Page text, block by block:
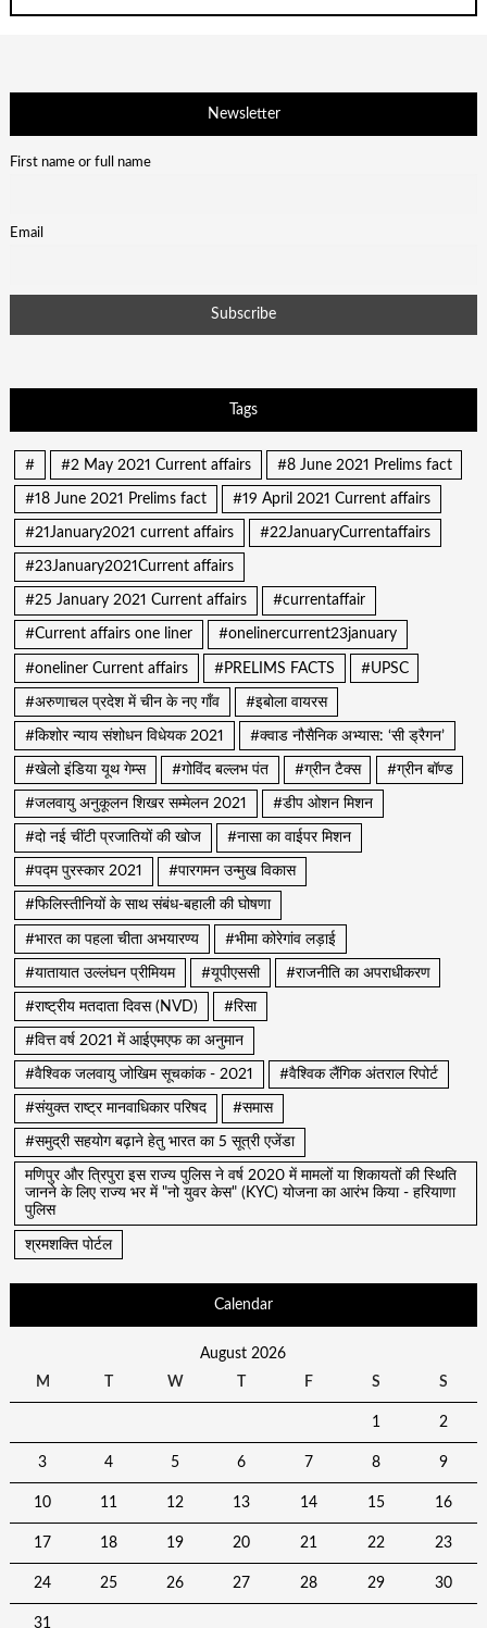
Newsletter
First name or full name
Email
Tags
# #2 May 2021 Current affairs #8 June 2021 Prelims fact
#18 June 2021 Prelims fact #19 April 2021 Current affairs
#21January2021 current affairs #22JanuaryCurrentaffairs
#23January2021Current affairs
#25 January 2021 Current affairs #currentaffair
#Current affairs one liner #onelinercurrent23january
#oneliner Current affairs #PRELIMS FACTS #UPSC
#अरुणाचल प्रदेश में चीन के नए गाँव #इबोला वायरस
#किशोर न्याय संशोधन विधेयक 2021 #क्वाड नौसैनिक अभ्यास: ‘सी ड्रैगन’
#खेलो इंडिया यूथ गेम्स #गोविंद बल्लभ पंत #ग्रीन टैक्स #ग्रीन बॉण्ड
#जलवायु अनुकूलन शिखर सम्मेलन 2021 #डीप ओशन मिशन
#दो नई चींटी प्रजातियों की खोज #नासा का वाईपर मिशन
#पद्म पुरस्कार 2021 #पारगमन उन्मुख विकास
#फिलिस्तीनियों के साथ संबंध-बहाली की घोषणा
#भारत का पहला चीता अभयारण्य #भीमा कोरेगांव लड़ाई
#यातायात उल्लंघन प्रीमियम #यूपीएससी #राजनीति का अपराधीकरण
#राष्ट्रीय मतदाता दिवस (NVD) #रिसा
#वित्त वर्ष 2021 में आईएमएफ का अनुमान
#वैश्विक जलवायु जोखिम सूचकांक - 2021 #वैश्विक लैंगिक अंतराल रिपोर्ट
#संयुक्त राष्ट्र मानवाधिकार परिषद #समास
#समुद्री सहयोग बढ़ाने हेतु भारत का 5 सूत्री एजेंडा
मणिपुर और त्रिपुरा इस राज्य पुलिस ने वर्ष 2020 में मामलों या शिकायतों की स्थिति
जानने के लिए राज्य भर में "नो युवर केस" (KYC) योजना का आरंभ किया - हरियाणा
पुलिस
श्रमशक्ति पोर्टल
Calendar
August 2026
M
W F S S
1 2
3 4 5 6 7 8 9
10 11 12 13 14 15 16
17 18 19 20 21 22 23
24 25 26 27 28 29 30
31